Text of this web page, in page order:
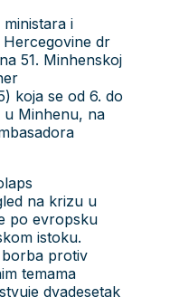
ministara i
Hercegovine dr
51. Minhenskoj
koja se od 6. do
u Minhenu, na
na krizu u
po evropsku
istoku.
borba protiv
temama
dvadesetak